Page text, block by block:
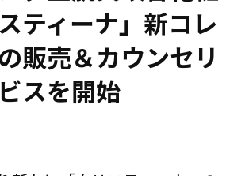
ティーナ」新コレ
販売＆カウンセリ
スを開始